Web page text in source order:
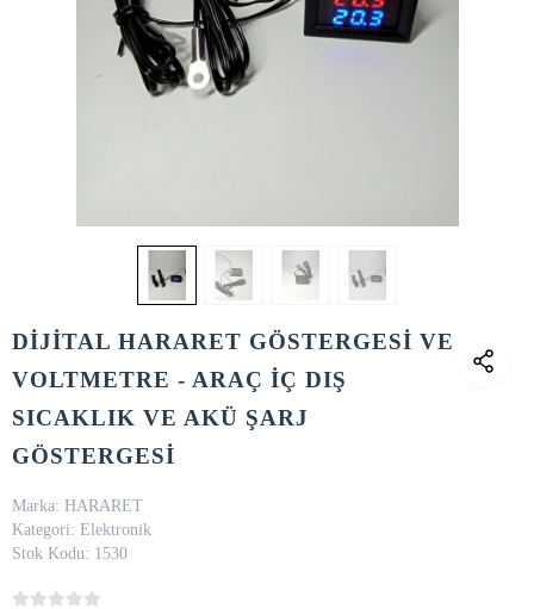
DİJİTAL HARARET GÖSTERGESİ VE
VOLTMETRE - ARAÇ İÇ DIŞ
SICAKLIK VE AKÜ ŞARJ
GÖSTERGESİ
Marka: HARARET
Kategori: Elektronik
Stok Kodu: 1530